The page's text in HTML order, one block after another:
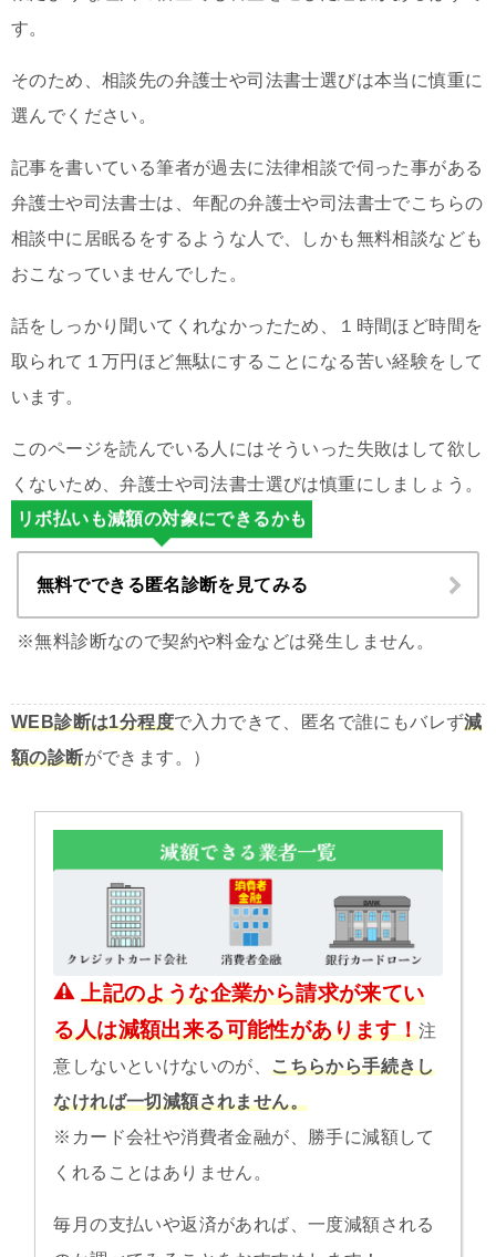
す。
そのため、相談先の弁護士や司法書士選びは本当に慎重に
選んでください。
記事を書いている筆者が過去に法律相談で伺った事がある
弁護士や司法書士は、年配の弁護士や司法書士でこちらの
相談中に居眠るをするような人で、しかも無料相談なども
おこなっていませんでした。
話をしっかり聞いてくれなかったため、１時間ほど時間を
取られて１万円ほど無駄にすることになる苦い経験をして
います。
このページを読んでいる人にはそういった失敗はして欲し
くないため、弁護士や司法書士選びは慎重にしましょう。
リボ払いも減額の対象にできるかも
無料でできる匿名診断を見てみる
※無料診断なので契約や料金などは発生しません。
WEB診断は1分程度で入力できて、匿名で誰にもバレず減
額の診断ができます。）
上記のような企業から請求が来てい
る人は減額出来る可能性があります！注
意しないといけないのが、こちらから手続きし
なければ一切減額されません。
※カード会社や消費者金融が、勝手に減額して
くれることはありません。
毎月の支払いや返済があれば、一度減額される